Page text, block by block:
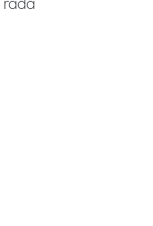
rada